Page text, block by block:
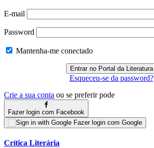
E-mail
Password
Mantenha-me conectado
Esqueceu-se da password?
Crie a sua conta ou se preferir pode
Fazer login com Facebook
Fazer login com Google
Crítica Literária